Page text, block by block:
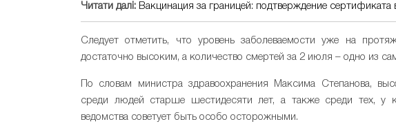
Читати далі: Вакцинация за границей: подтверждение сертификата
Следует отметить, что уровень заболеваемости уже на
достаточно высоким, а количество смертей за 2 июля – одно из
По словам министра здравоохранения Максима Степанова,
среди людей старше шестидесяти лет, а также среди тех, у
ведомства советует быть особо осторожными.